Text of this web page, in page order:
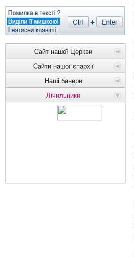
Сайт нашої Церкви
Сайти нашої єпархії
Наші банери
Лічильники